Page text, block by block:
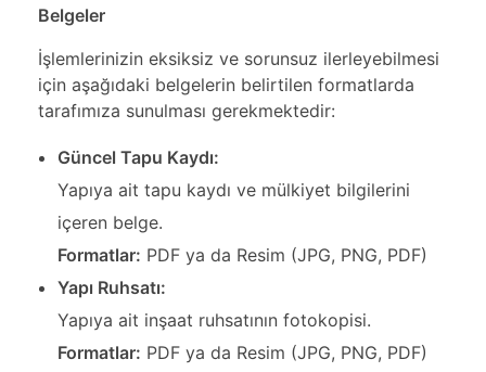
Belgeler
İşlemlerinizin eksiksiz ve sorunsuz ilerleyebilmesi
için aşağıdaki belgelerin belirtilen formatlarda
tarafımıza sunulması gerekmektedir:
Güncel Tapu Kaydı:
Yapıya ait tapu kaydı ve mülkiyet bilgilerini
içeren belge.
Formatlar: PDF ya da Resim (JPG, PNG, PDF)
Yapı Ruhsatı:
Yapıya ait inşaat ruhsatının fotokopisi.
Formatlar: PDF ya da Resim (JPG, PNG, PDF)